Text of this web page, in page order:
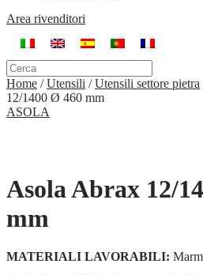
Area rivenditori
Home /Utensili /Utensili settore pietra
12/1400 Ø 460 mm
ASOLA
Asola Abrax 12/
mm
MATERIALI LAVORABILI: